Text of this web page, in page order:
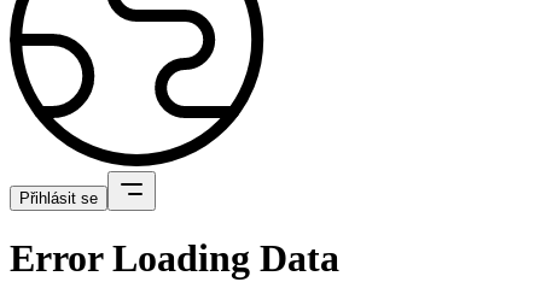
Přihlásit se
Error Loading Data